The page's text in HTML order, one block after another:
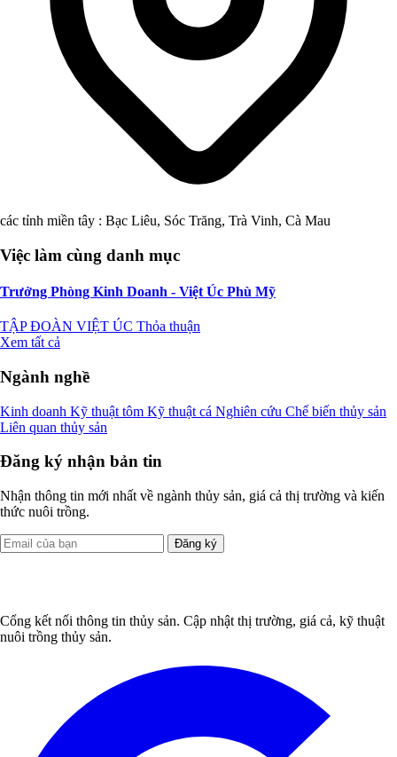
các tỉnh miền tây : Bạc Liêu, Sóc Trăng, Trà Vinh, Cà Mau
Việc làm cùng danh mục
Trưởng Phòng Kinh Doanh - Việt Úc Phù Mỹ
TẬP ĐOÀN VIỆT ÚC Thỏa thuận
Xem tất cả
Ngành nghề
Kinh doanh Kỹ thuật tôm Kỹ thuật cá Nghiên cứu Chế biến thủy sản
Liên quan thủy sản
Đăng ký nhận bản tin
Nhận thông tin mới nhất về ngành thủy sản, giá cả thị trường và kiến
thức nuôi trồng.
Đăng ký
Cổng kết nối thông tin thủy sản. Cập nhật thị trường, giá cả, kỹ thuật
nuôi trồng thủy sản.